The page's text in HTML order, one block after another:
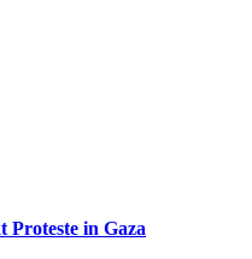
Proteste in Gaza